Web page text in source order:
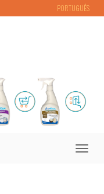
PORTUGUÊS
Toggle